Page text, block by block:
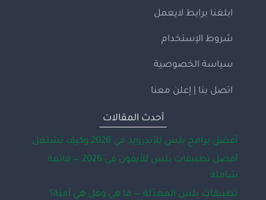
ابلغنا برابط لايعمل
شروط الإستخدام
سياسة الخصوصية
اتصل بنا | إعلن معنا
أحدث المقالات
أفضل برامج بلس للأندرويد في 2026 وكيف تشتغل
أفضل تطبيقات بلس للأيفون في 2026 — قائمة
شاملة
تطبيقات بلس المعدّلة — ما هي وهل هي آمنة؟